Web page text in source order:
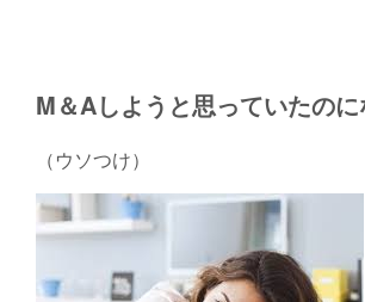
M＆Aしようと思っていたのに
（ウソつけ）